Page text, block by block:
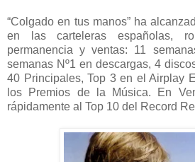
“Colgado en tus manos” ha
en las carteleras españolas,
permanencia y ventas: 11
semanas Nº1 en descargas, 4
40 Principales, Top 3 en el Airplay
los Premios de la Música. En
rápidamente al Top 10 del Record